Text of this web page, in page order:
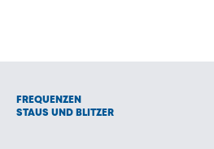
FREQUENZEN
STAUS UND BLITZER